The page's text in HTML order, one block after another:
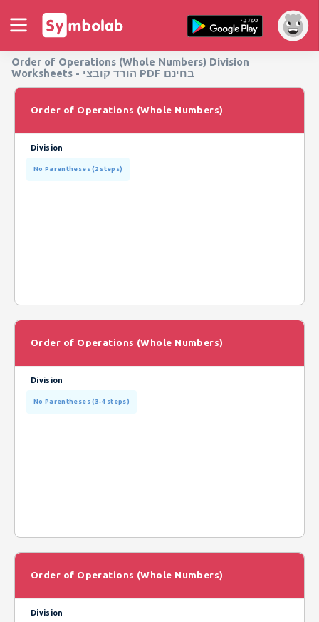
Order of Operations (Whole Numbers) Division
Worksheets - הורד קובצי PDF בחינם
Order of Operations (Whole Numbers)
Division
No Parentheses (2 steps)
Order of Operations (Whole Numbers)
Division
No Parentheses (3-4 steps)
Order of Operations (Whole Numbers)
Division